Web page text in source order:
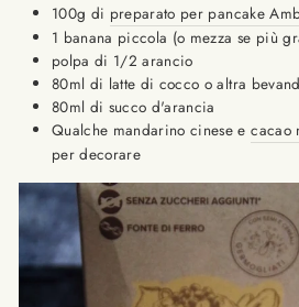
100g di preparato per pancake
1 banana piccola (o mezza se più
polpa di 1/2 arancio
80ml di latte di cocco o altra
80ml di succo d'arancia
Qualche mandarino cinese ecacao
per decorare